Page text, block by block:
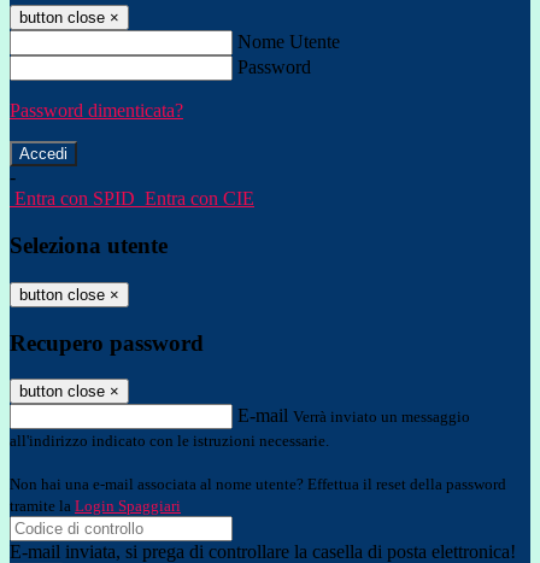
button close ×
Nome Utente
Password
Password dimenticata?
-
Entra con SPID Entra con CIE
Seleziona utente
button close ×
Recupero password
button close ×
E-mail Verrà inviato un messaggio
all'indirizzo indicato con le istruzioni necessarie.
Non hai una e-mail associata al nome utente? Effettua il reset della password
tramite la Login Spaggiari
E-mail inviata, si prega di controllare la casella di posta elettronica!